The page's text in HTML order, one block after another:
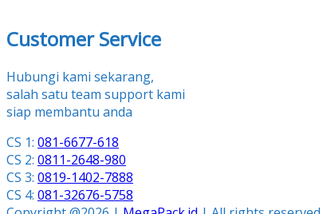
Customer Service
Hubungi kami sekarang,
salah satu team support kami
siap membantu anda
CS 1: 081-6677-618
CS 2: 0811-2648-980
CS 3: 0819-1402-7888
CS 4: 081-32676-5758